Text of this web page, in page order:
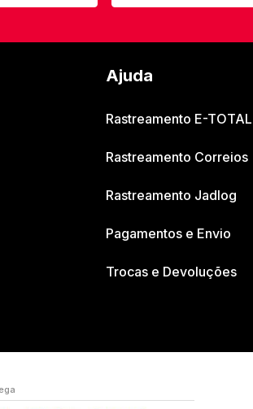
Ajuda
Rastreamento E-TOTAL
Rastreamento Correios
Rastreamento Jadlog
Pagamentos e Envio
Trocas e Devoluções